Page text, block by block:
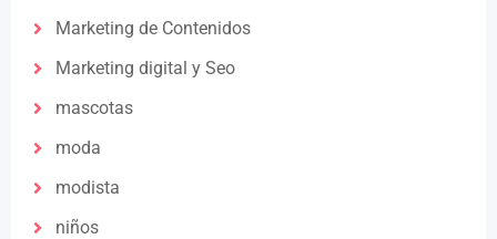
Marketing de Contenidos
Marketing digital y Seo
mascotas
moda
modista
niños